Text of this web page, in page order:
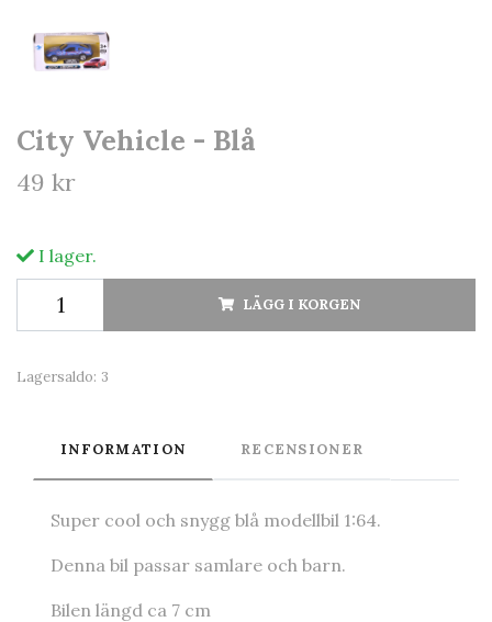
City Vehicle - Blå
49 kr
I lager.
LÄGG I KORGEN
Lagersaldo: 3
INFORMATION RECENSIONER
Super cool och snygg blå modellbil 1:64.
Denna bil passar samlare och barn.
Bilen längd ca 7 cm